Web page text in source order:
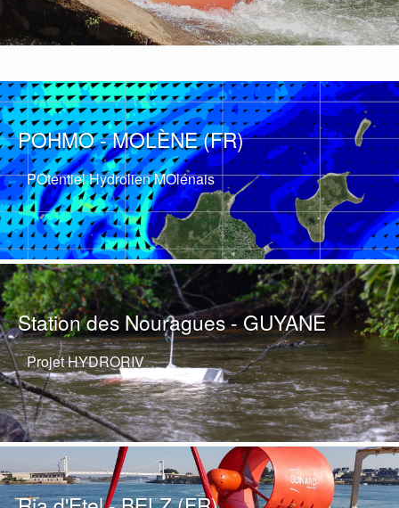
POHMO - MOLÈNE (FR)
POtentiel Hydrolien MOlénais
Station des Nouragues - GUYANE
Projet HYDRORIV